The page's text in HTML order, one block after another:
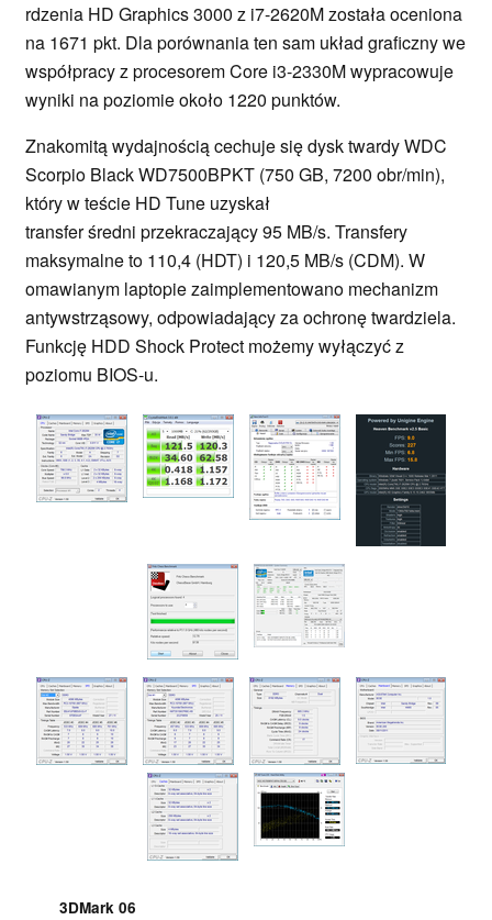
rdzenia HD Graphics 3000 z i7-2620M została oceniona
na 1671 pkt. Dla porównania ten sam układ graficzny we
współpracy z procesorem Core i3-2330M wypracowuje
wyniki na poziomie około 1220 punktów.
Znakomitą wydajnością cechuje się dysk twardy WDC
Scorpio Black WD7500BPKT (750 GB, 7200 obr/min),
który w teście HD Tune uzyskał
transfer średni przekraczający 95 MB/s. Transfery
maksymalne to 110,4 (HDT) i 120,5 MB/s (CDM). W
omawianym laptopie zaimplementowano mechanizm
antywstrząsowy, odpowiadający za ochronę twardziela.
Funkcję HDD Shock Protect możemy wyłączyć z
poziomu BIOS-u.
3DMark 06